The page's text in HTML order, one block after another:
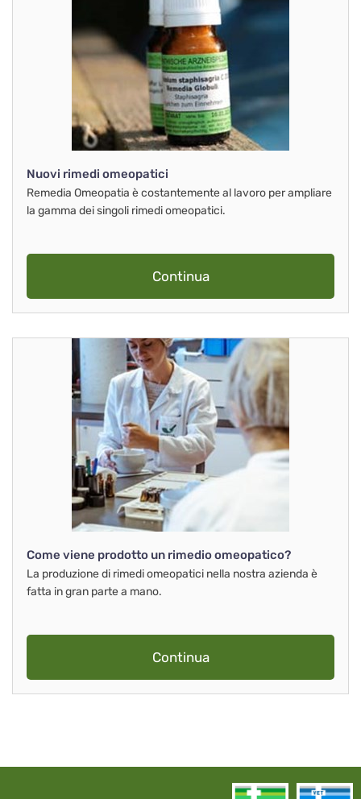
Nuovi rimedi omeopatici
Remedia Omeopatia è costantemente al lavoro per ampliare
la gamma dei singoli rimedi omeopatici.
Continua
Come viene prodotto un rimedio omeopatico?
La produzione di rimedi omeopatici nella nostra azienda è
fatta in gran parte a mano.
Continua